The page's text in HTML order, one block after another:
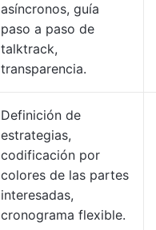
asíncronos, guía
paso a paso de
talktrack,
transparencia.
Definición de
estrategias,
codificación por
colores de las partes
interesadas,
cronograma flexible.